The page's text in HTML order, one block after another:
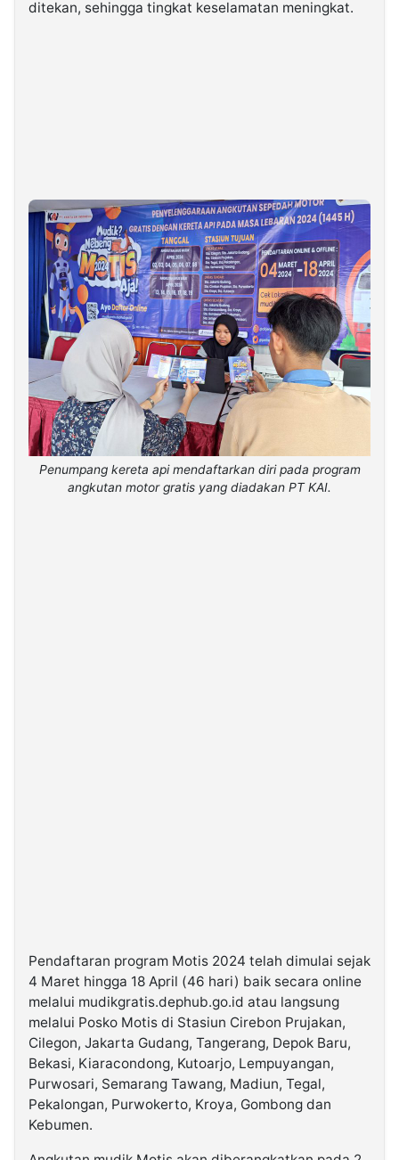
ditekan, sehingga tingkat keselamatan meningkat.
Penumpang kereta api mendaftarkan diri pada program
angkutan motor gratis yang diadakan PT KAI.
Pendaftaran program Motis 2024 telah dimulai sejak
4 Maret hingga 18 April (46 hari) baik secara online
melalui mudikgratis.dephub.go.id atau langsung
melalui Posko Motis di Stasiun Cirebon Prujakan,
Cilegon, Jakarta Gudang, Tangerang, Depok Baru,
Bekasi, Kiaracondong, Kutoarjo, Lempuyangan,
Purwosari, Semarang Tawang, Madiun, Tegal,
Pekalongan, Purwokerto, Kroya, Gombong dan
Kebumen.